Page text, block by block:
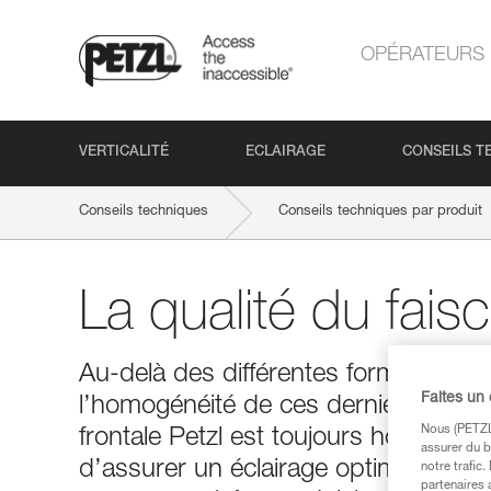
OPÉRATEURS
VERTICALITÉ ECLAIRAGE CONSEILS
Conseils techniques Conseils techniques par produit
La qualité du
Au-delà des différentes formes de
l’homogénéité de ces derniers.
frontale Petzl est toujours
d’assurer un éclairage optimal, les
Faites un
Nous
assurer du
notre trafic.
partenaires